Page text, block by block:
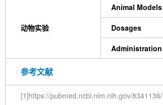
动物实验
Animal Models
Dosages
Administration
参考文献
[1]https://pubmed.ncbi.nlm.nih.gov/8341136/